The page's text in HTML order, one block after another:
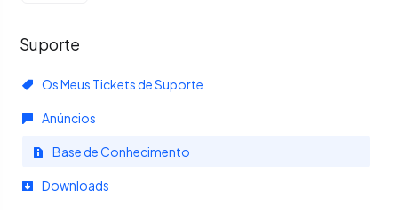
Suporte
Os Meus Tickets de Suporte
Anúncios
Base de Conhecimento
Downloads